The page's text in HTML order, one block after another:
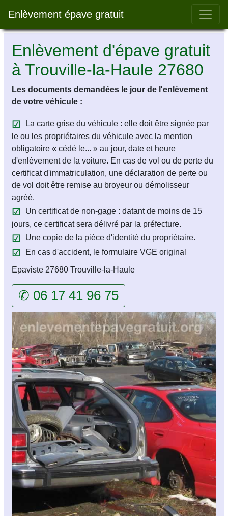
Enlèvement épave gratuit Bar
Enlèvement d'épave gratuit
à Trouville-la-Haule 27680
Les documents demandées le jour de l'enlèvement
de votre véhicule :
La carte grise du véhicule : elle doit être signée par
le ou les propriétaires du véhicule avec la mention
obligatoire « cédé le... » au jour, date et heure
d'enlèvement de la voiture. En cas de vol ou de perte du
certificat d'immatriculation, une déclaration de perte ou
de vol doit être remise au broyeur ou démolisseur
agréé.
Un certificat de non-gage : datant de moins de 15
jours, ce certificat sera délivré par la préfecture.
Une copie de la pièce d'identité du propriétaire.
En cas d'accident, le formulaire VGE original
Epaviste 27680 Trouville-la-Haule
✆ 06 17 41 96 75